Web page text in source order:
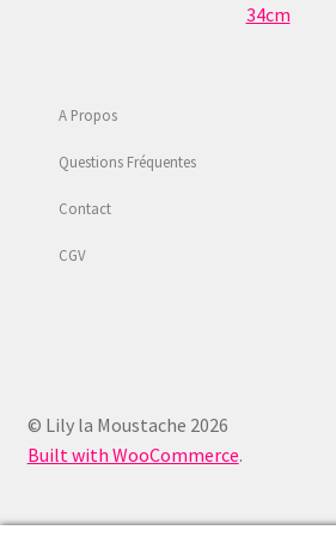
34cm
A Propos
Questions Fréquentes
Contact
CGV
© Lily la Moustache 2026
Built with WooCommerce.